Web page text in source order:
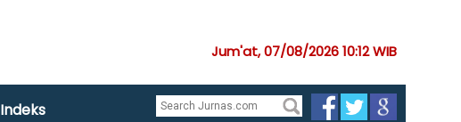
Jum'at, 07/08/2026 10:12 WIB
Indeks